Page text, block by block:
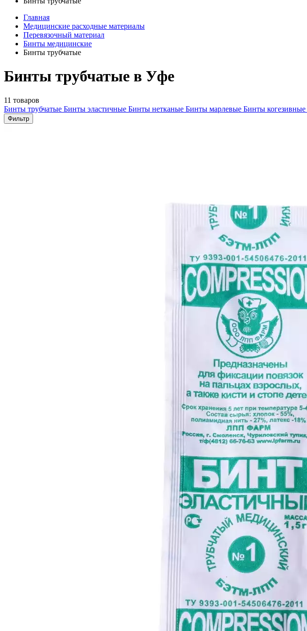
Главная
Медицинские расходные материалы
Перевязочный материал
Бинты медицинские
Бинты трубчатые
Бинты трубчатые в Уфе
11 товаров
Бинты трубчатые Бинты эластичные Бинты нетканые Бинты марлевые Бинты когезивные
Фильтр